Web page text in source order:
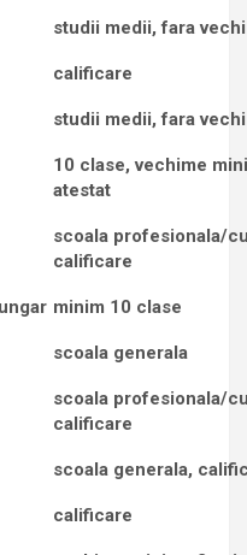
studii medii, fara
calificare
studii medii, fara
10 clase, vechime
atestat
scoala profesionala/
calificare
minim 10 clase
scoala generala
scoala profesionala/
calificare
scoala generala,
calificare